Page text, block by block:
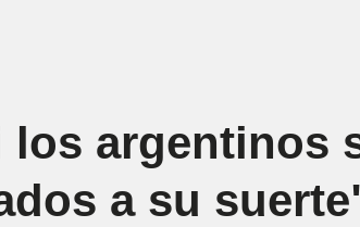
los argentinos
a su